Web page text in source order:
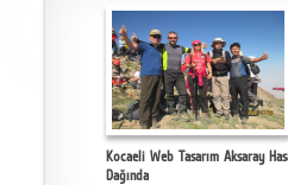
Kocaeli Web Tasarım Aksaray
Dağında